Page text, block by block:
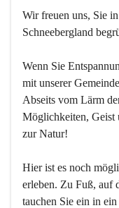
Wir freuen uns, Sie
Schneebergland
Wenn Sie
mit unserer
Abseits vom Lärm
Möglichkeiten, Geist
zur Natur!
Hier ist es noch
erleben. Zu Fuß, auf
tauchen Sie ein in